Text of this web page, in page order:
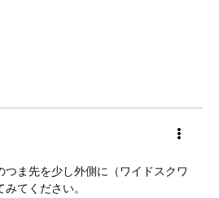
共有
つま先を少し外側に（ワイドスクワ
てください。